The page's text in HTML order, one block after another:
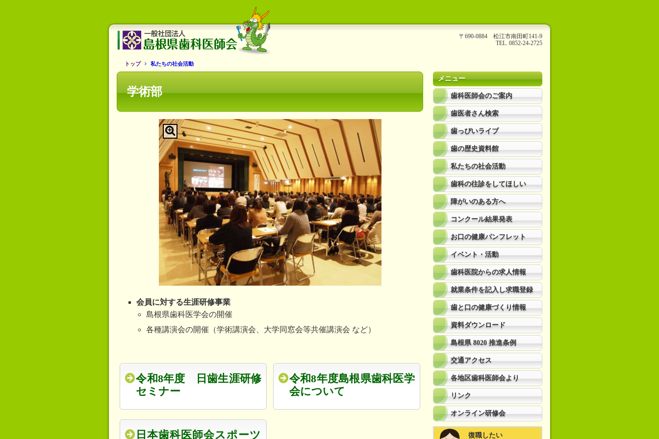
〒690-0884 松江市南田町141-9
TEL. 0852-24-2725
トップ 私たちの社会活動
学術部
会員に対する生涯研修事業
島根県歯科医学会の開催
各種講演会の開催（学術講演会、大学同窓会等共催講演会 など）
令和8年度 日歯生涯研修
セミナー
令和8年度島根県歯科医学
会について
日本歯科医師会スポーツ
メニュー
歯科医師会のご案内
歯医者さん検索
歯っぴいライブ
歯の歴史資料館
私たちの社会活動
歯科の往診をしてほしい
障がいのある方へ
コンクール結果発表
お口の健康パンフレット
イベント・活動
歯科医院からの求人情報
就業条件を記入し求職登録
歯と口の健康づくり情報
資料ダウンロード
島根県 8020 推進条例
交通アクセス
各地区歯科医師会より
リンク
オンライン研修会
復職したい